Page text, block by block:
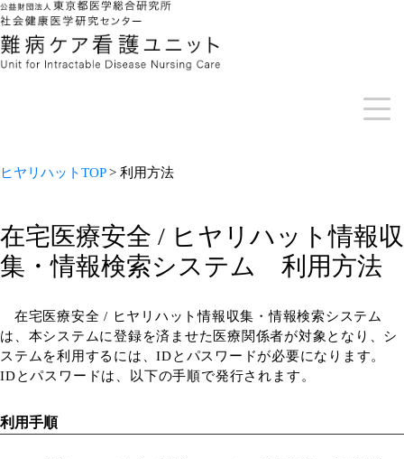
ヒヤリハットTOP> 利用方法
在宅医療安全 / ヒヤリハット情報収
集・情報検索システム 利用方法
在宅医療安全 / ヒヤリハット情報収集・情報検索システム
は、本システムに登録を済ませた医療関係者が対象となり、シ
ステムを利用するには、IDとパスワードが必要になります。
IDとパスワードは、以下の手順で発行されます 。
利用手順